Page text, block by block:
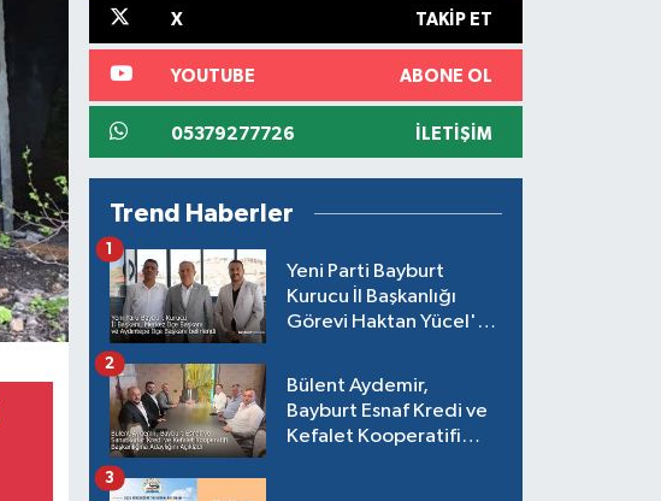
X TAKIP ET
YOUTUBE ABONE OL
05379277726 İLETIŞIM
Trend Haberler
Yeni Parti Bayburt
Kurucu İl Başkanlığı
Görevi Haktan Yücel'e
1
Bülent Aydemir,
Bayburt Esnaf Kredi ve
Kefalet Kooperatifi
2
3